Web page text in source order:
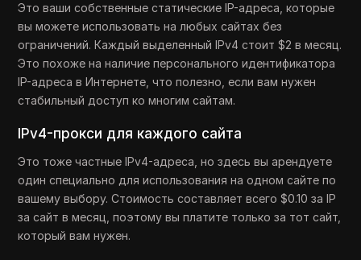
Это ваши собственные статические IP-адреса, которые
вы можете использовать на любых сайтах без
ограничений. Каждый выделенный IPv4 стоит $2 в месяц.
Это похоже на наличие персонального идентификатора
IP-адреса в Интернете, что полезно, если вам нужен
стабильный доступ ко многим сайтам.
IPv4-прокси для каждого сайта
Это тоже частные IPv4-адреса, но здесь вы арендуете
один специально для использования на одном сайте по
вашему выбору. Стоимость составляет всего $0.10 за IP
за сайт в месяц, поэтому вы платите только за тот сайт,
который вам нужен.